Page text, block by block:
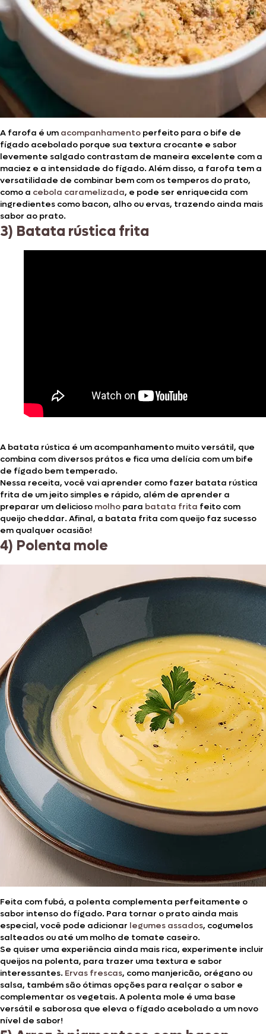
A farofa é um acompanhamento perfeito para o bife de
fígado acebolado porque sua textura crocante e sabor
levemente salgado contrastam de maneira excelente com a
maciez e a intensidade do fígado. Além disso, a farofa tem a
versatilidade de combinar bem com os temperos do prato,
como a cebola caramelizada, e pode ser enriquecida com
ingredientes como bacon, alho ou ervas, trazendo ainda mais
sabor ao prato.
3) Batata rústica frita
A batata rústica é um acompanhamento muito versátil, que
combina com diversos prátos e fica uma delícia com um bife
de fígado bem temperado.
Nessa receita, você vai aprender como fazer batata rústica
frita de um jeito simples e rápido, além de aprender a
preparar um delicioso molho para batata frita feito com
queijo cheddar. Afinal, a batata frita com queijo faz sucesso
em qualquer ocasião!
4) Polenta mole
Feita com fubá, a polenta complementa perfeitamente o
sabor intenso do fígado. Para tornar o prato ainda mais
especial, você pode adicionar legumes assados, cogumelos
salteados ou até um molho de tomate caseiro.
Se quiser uma experiência ainda mais rica, experimente incluir
queijos na polenta, para trazer uma textura e sabor
interessantes. Ervas frescas, como manjericão, orégano ou
salsa, também são ótimas opções para realçar o sabor e
complementar os vegetais. A polenta mole é uma base
versátil e saborosa que eleva o fígado acebolado a um novo
nível de sabor!